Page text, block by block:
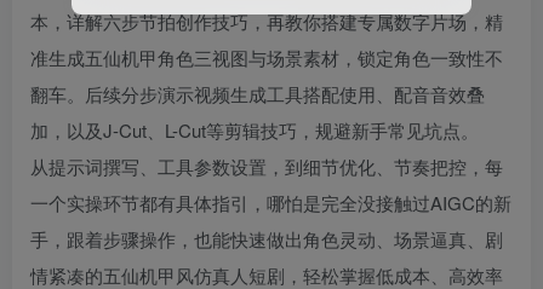
本，详解六步节拍创作技巧，再教你搭建专属数字片场，精
准生成五仙机甲角色三视图与场景素材，锁定角色一致性不
翻车。后续分步演示视频生成工具搭配使用、配音音效叠
加，以及J-Cut、L-Cut等剪辑技巧，规避新手常见坑点。
从提示词撰写、工具参数设置，到细节优化、节奏把控，每
一个实操环节都有具体指引，哪怕是完全没接触过AIGC的新
手，跟着步骤操作，也能快速做出角色灵动、场景逼真、剧
情紧凑的五仙机甲风仿真人短剧，轻松掌握低成本、高效率